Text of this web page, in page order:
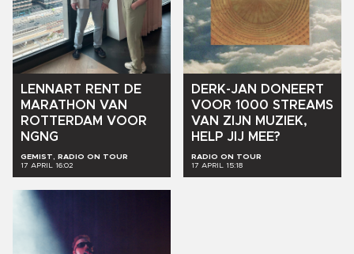
LENNART RENT DE
MARATHON VAN
ROTTERDAM VOOR
NGNG
GEMIST, RADIO ON TOUR
17 APRIL 16:02
DERK-JAN
DONEERT
VOOR 1000 STREAMS
VAN ZIJN
MUZIEK,
HELP JIJ MEE?
RADIO ON TOUR
17 APRIL 15:18